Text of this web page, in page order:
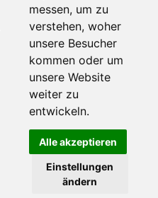
messen, um zu
verstehen, woher
unsere Besucher
kommen oder um
unsere Website
weiter zu
entwickeln.
Alle akzeptieren
Einstellungen
ändern